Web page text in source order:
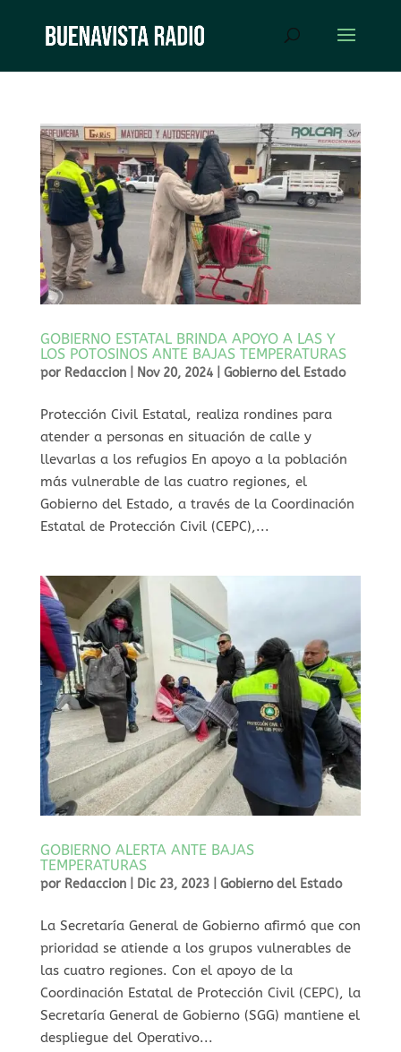
GOBIERNO ESTATAL BRINDA APOYO A LAS Y
LOS POTOSINOS ANTE BAJAS TEMPERATURAS
por Redaccion| Nov 20, 2024| Gobierno del Estado
Protección Civil Estatal, realiza rondines para
atender a personas en situación de calle y
llevarlas a los refugios En apoyo a la población
más vulnerable de las cuatro regiones, el
Gobierno del Estado, a través de la Coordinación
Estatal de Protección Civil (CEPC),...
GOBIERNO ALERTA ANTE BAJAS
TEMPERATURAS
por Redaccion| Dic 23, 2023| Gobierno del Estado
La Secretaría General de Gobierno afirmó que con
prioridad se atiende a los grupos vulnerables de
las cuatro regiones. Con el apoyo de la
Coordinación Estatal de Protección Civil (CEPC), la
Secretaría General de Gobierno (SGG) mantiene el
despliegue del Operativo...